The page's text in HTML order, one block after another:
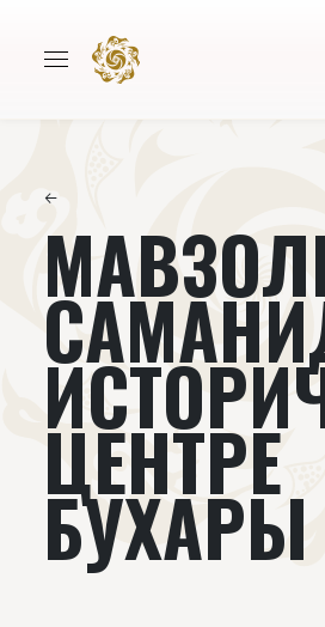
Авторы
Издательство
Проекты
Книги
←
ЦЕНТРЕ
БУХАРЫ